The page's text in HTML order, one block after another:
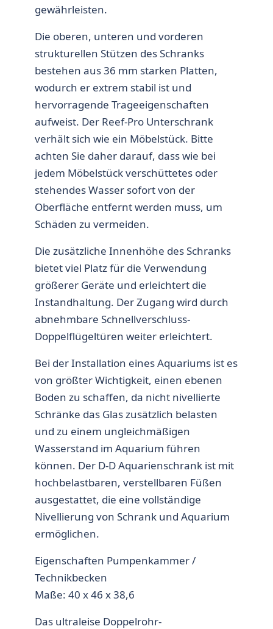
gewährleisten.
Die oberen, unteren und vorderen
strukturellen Stützen des Schranks
bestehen aus 36 mm starken Platten,
wodurch er extrem stabil ist und
hervorragende Trageeigenschaften
aufweist. Der Reef-Pro Unterschrank
verhält sich wie ein Möbelstück. Bitte
achten Sie daher darauf, dass wie bei
jedem Möbelstück verschüttetes oder
stehendes Wasser sofort von der
Oberfläche entfernt werden muss, um
Schäden zu vermeiden.
Die zusätzliche Innenhöhe des Schranks
bietet viel Platz für die Verwendung
größerer Geräte und erleichtert die
Instandhaltung. Der Zugang wird durch
abnehmbare Schnellverschluss-
Doppelflügeltüren weiter erleichtert.
Bei der Installation eines Aquariums ist es
von größter Wichtigkeit, einen ebenen
Boden zu schaffen, da nicht nivellierte
Schränke das Glas zusätzlich belasten
und zu einem ungleichmäßigen
Wasserstand im Aquarium führen
können. Der D-D Aquarienschrank ist mit
hochbelastbaren, verstellbaren Füßen
ausgestattet, die eine vollständige
Nivellierung von Schrank und Aquarium
ermöglichen.
Eigenschaften Pumpenkammer /
Technikbecken
Maße: 40 x 46 x 38,6
Das ultraleise Doppelrohr-